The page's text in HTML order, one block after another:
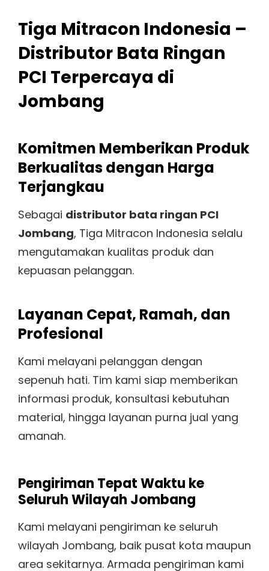
Tiga Mitracon Indonesia –
Distributor Bata Ringan
PCI Terpercaya di
Jombang
Komitmen Memberikan Produk
Berkualitas dengan Harga
Terjangkau
Sebagai distributor bata ringan PCI
Jombang, Tiga Mitracon Indonesia selalu
mengutamakan kualitas produk dan
kepuasan pelanggan.
Layanan Cepat, Ramah, dan
Profesional
Kami melayani pelanggan dengan
sepenuh hati. Tim kami siap memberikan
informasi produk, konsultasi kebutuhan
material, hingga layanan purna jual yang
amanah.
Pengiriman Tepat Waktu ke
Seluruh Wilayah Jombang
Kami melayani pengiriman ke seluruh
wilayah Jombang, baik pusat kota maupun
area sekitarnya. Armada pengiriman kami